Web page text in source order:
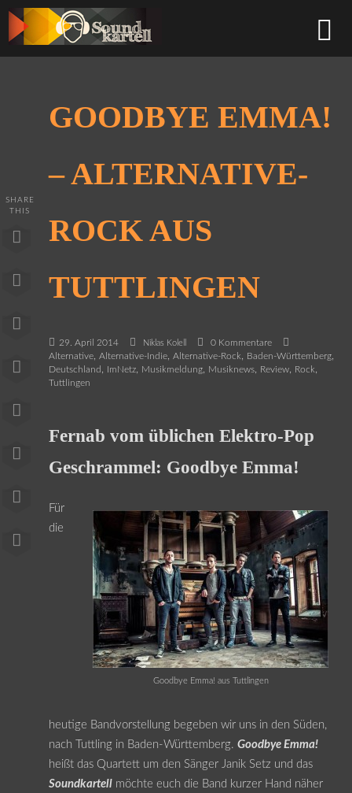
GOODBYE EMMA!
– ALTERNATIVE-
ROCK AUS
TUTTLINGEN
29. April 2014 Niklas Kolell
0 Kommentare
Alternative, Alternative-Indie, Alternative-Rock, Baden-Württemberg,
Deutschland , ImNetz, Musikmeldung, Musiknews, Review, Rock,
Tuttlingen
SHARE
THIS
Fernab vom üblichen Elektro-Pop
Geschrammel: Goodbye Emma!
Goodbye Emma! aus Tuttlingen
Für
die
heutige Bandvorstellung begeben wir uns in den Süden,
nach Tuttling in Baden-Württemberg. Goodbye Emma!
heißt das Quartett um den Sänger Janik Setz und das
Soundkartell möchte euch die Band kurzer Hand näher